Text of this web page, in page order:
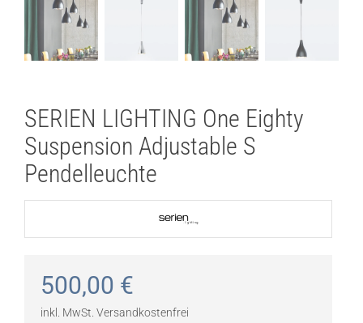
SERIEN LIGHTING One Eighty
Suspension Adjustable S
Pendelleuchte
500,00 €
inkl. MwSt. Versandkostenfrei